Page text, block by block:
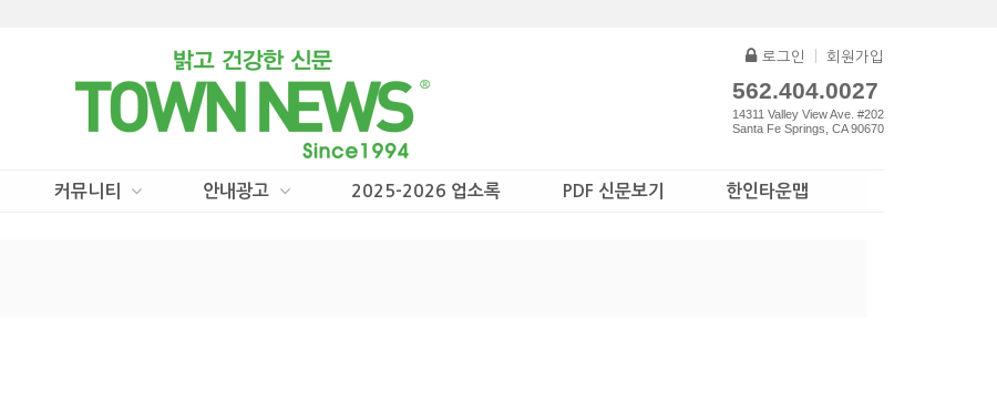
로그인 회원가입
562.404.0027
14311 Valley View Ave. #202
Santa Fe Springs, CA 90670
커뮤니티 안내광고 2025-2026 업소록 PDF 신문보기 한인타운맵